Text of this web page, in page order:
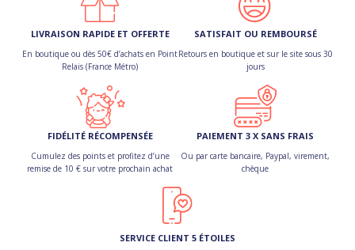
LIVRAISON RAPIDE ET OFFERTE
En boutique ou dès 50€ d’achats en Point
Relais (France Métro)
SATISFAIT OU REMBOURSÉ
Retours en boutique et sur le site sous 30
jours
FIDÉLITÉ RÉCOMPENSÉE
Cumulez des points et profitez d’une
remise de 10 € sur votre prochain achat
PAIEMENT 3 X SANS FRAIS
Ou par carte bancaire, Paypal, virement,
chèque
SERVICE CLIENT 5 ÉTOILES